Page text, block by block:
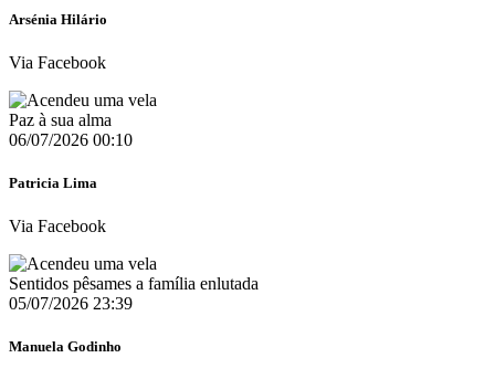
Arsénia Hilário
Via Facebook
Paz à sua alma
06/07/2026 00:10
Patricia Lima
Via Facebook
Sentidos pêsames a família enlutada
05/07/2026 23:39
Manuela Godinho